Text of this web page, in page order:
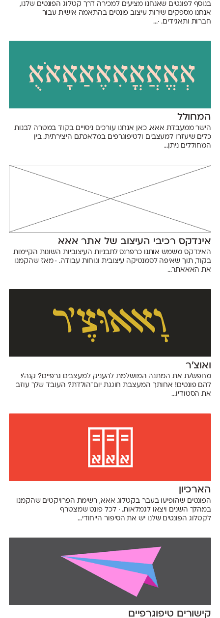
בנוסף לפונטים שאנחנו מציעים למכירה דרך קטלוג הפונטים שלנו,
אנחנו מספקים שירות עיצוב פונטים בהתאמה אישית עבור
חברות ותאגידים. ·...
המחולל
הישר ממעבדת אאא. כאן אנחנו עורכים ניסויים בקוד במטרה לבנות
כלים שיעזרו למעצבים ולטיפוגרפים במלאכתם היצירתית. בין
המחוללים ניתן...
אינדקס רכיבי העיצוב של אתר אאא
האינדקס משמש אותנו כרפרנס לתבניות העיצוביות השונות הקיימות
בקוד, תוך שאיפה לסמנטיקה עיצובית ונוחות עבודה. · מאז שהקמנו
את האאאתר...
ואוצ'ר
מחפש/ת את המתנה המושלמת להעניק למעצבים גרפיים? קנה/י
להם פונטים! אחותך המעצבת חוגגת יום־הולדת? העובד שלך עוזב
את הסטודיו...
הארכיון
הפונטים שהופיעו בעבר בקטלוג אאא, רשימת הפרויקטים שהקמנו
במהלך השנים ויצאו לגמלאות. · לכל פונט שמצטרף
לקטלוג הפונטים שלנו יש את הסיפור הייחודי...
קישורים טיפוגרפיים